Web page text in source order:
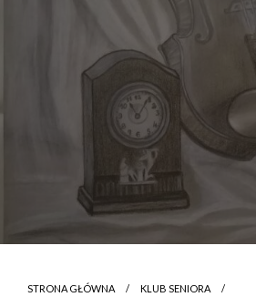
STRONA GŁÓWNA
KLUB SENIORA